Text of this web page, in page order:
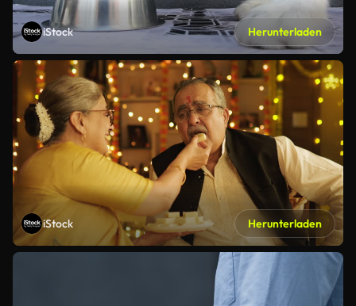
iStock Herunterladen
iStock Herunterladen